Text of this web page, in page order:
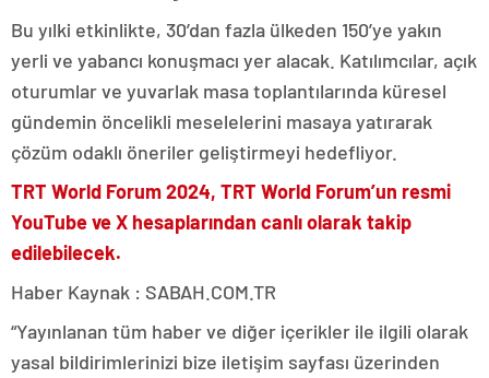
Bu yılki etkinlikte, 30’dan fazla ülkeden 150’ye yakın
yerli ve yabancı konuşmacı yer alacak. Katılımcılar, açık
oturumlar ve yuvarlak masa toplantılarında küresel
gündemin öncelikli meselelerini masaya yatırarak
çözüm odaklı öneriler geliştirmeyi hedefliyor.
TRT World Forum 2024, TRT World Forum’un resmi
YouTube ve X hesaplarından canlı olarak takip
edilebilecek.
Haber Kaynak : SABAH.COM.TR
“Yayınlanan tüm haber ve diğer içerikler ile ilgili olarak
yasal bildirimlerinizi bize iletişim sayfası üzerinden